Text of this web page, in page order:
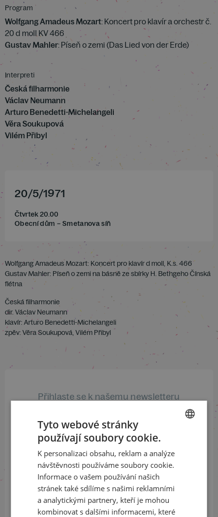
Program
Wolfgang Amadeus Mozart: Koncert pro klavír a orchestr č.
20 d moll KV 466
Gustav Mahler: Píseň o zemi (Das Lied von der Erde)
Interpreti
Česká filharmonie
Václav Neumann
Arturo Benedetti-Michelangeli
Věra Soukupová
Vilém Přibyl
20/5/1971
Čtvrtek 20.00
Obecní dům – Smetanova síň
Wolfgang Amadeus Mozart: Koncert pro klavír d moll, K.s. 466
Gustav Mahler: Píseň o zemi na básně ze sbírky H. Bethgeho Čínská
flétna
Česká filharmonie
dir. Václav Neumann
klavír: Arturo Benedetti-Michelangeli
zpěv: Věra Soukupová, Vilém Přibyl
Přihlaste se k našemu newsletteru
ODEBÍRAT NEWSLETTER
Sledujte nás na sociálních sítích
LinkedIn
flickr
ENGLISH
Tyto webové stránky
používají soubory cookie.
K personalizaci obsahu, reklam a analýze
návštěvnosti používáme soubory cookie.
Informace o vašem používání našich
stránek také sdílíme s našimi reklamními
a analytickými partnery, kteří je mohou
kombinovat s dalšími informacemi, které